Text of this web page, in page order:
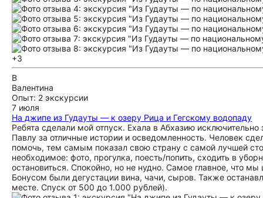
+3
В
Валентина
Опыт: 2 экскурсии
7 июля
На джипе из Гудауты — к озеру Рица и Гегскому водопаду
Ребята сделали мой отпуск. Ехала в Абхазию
Павлу за отличные истории и осведомленность. Человек
помочь, тем самым показал свою страну с самой лучшей
необходимое: фото, прогулка, поесть/попить, сходить в
остановиться. Спокойно, но не нудно. Самое главное, что
Бонусом были дегустации вина, чачи, сыров. Также
месте. Спуск от 500 до 1.000 рублей).